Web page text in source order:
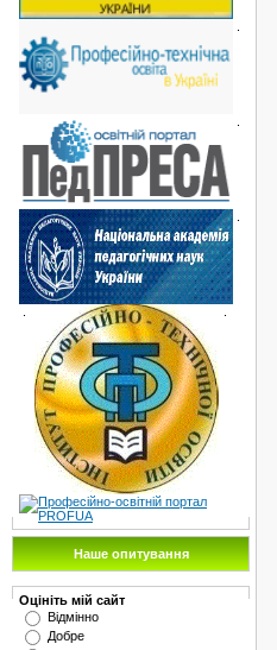
Наше опитування
Оцініть мій сайт
Відмінно
Добре